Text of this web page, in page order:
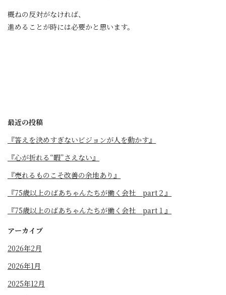
概ねの反対がなければ、
進めることが時には必要かと思います。
最近の投稿
『答えを決めすぎないビジョンが人を動かす』
『心が折れる“暇”さえない』
『売れるものこそ改善の余地あり』
『75歳以上のばあちゃんたちが働く会社 part２』
『75歳以上のばあちゃんたちが働く会社 part１』
アーカイブ
2026年2月
2026年1月
2025年12月